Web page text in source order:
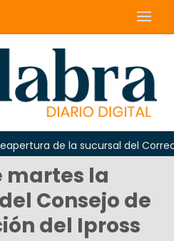
de la sucursal del Correo
martes la
Consejo de
del Ipross